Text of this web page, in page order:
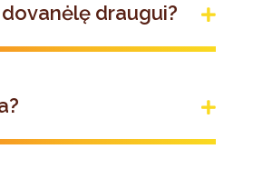
draugui?